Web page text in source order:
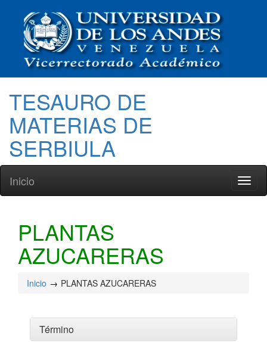
TESAURO DE
MATERIAS DE
SERBIULA
Inicio
PLANTAS
AZUCARERAS
Inicio PLANTAS AZUCARERAS
Término